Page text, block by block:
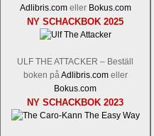
Adlibris.comeller Bokus.com
NY SCHACKBOK 2025
ULF THE ATTACKER – Beställ
boken påAdlibris.comeller
Bokus.com
NY SCHACKBOK 2023